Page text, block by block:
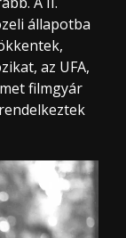
állapotba
az UFA,
filmgyár